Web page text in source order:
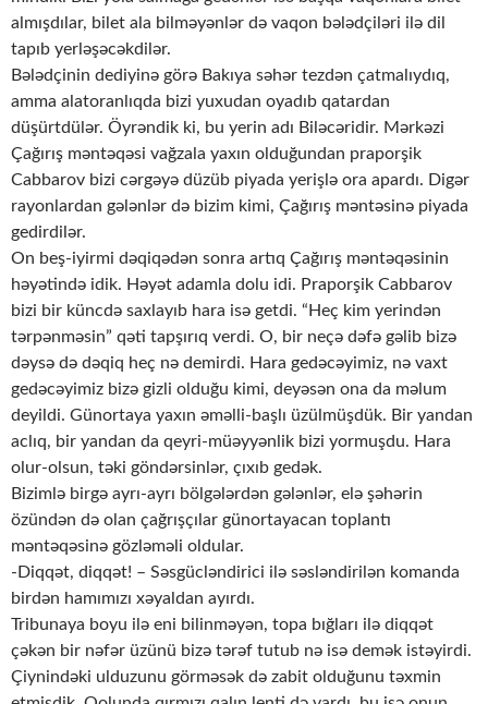
almışdılar, bilet ala bilməyənlər də vaqon bələdçiləri ilə dil
tapıb yerləşəcəkdilər.
Bələdçinin dediyinə görə Bakıya səhər tezdən çatmalıydıq,
amma alatoranlıqda bizi yuxudan oyadıb qatardan
düşürtdülər. Öyrəndik ki, bu yerin adı Biləcəridir. Mərkəzi
Çağırış məntəqəsi vağzala yaxın olduğundan praporşik
Cabbarov bizi cərgəyə düzüb piyada yerişlə ora apardı. Digər
rayonlardan gələnlər də bizim kimi, Çağırış məntəsinə piyada
gedirdilər.
On beş-iyirmi dəqiqədən sonra artıq Çağırış məntəqəsinin
həyətində idik. Həyət adamla dolu idi. Praporşik Cabbarov
bizi bir küncdə saxlayıb hara isə getdi. “Heç kim yerindən
tərpənməsin” qəti tapşırıq verdi. O, bir neçə dəfə gəlib bizə
dəysə də dəqiq heç nə demirdi. Hara gedəcəyimiz, nə vaxt
gedəcəyimiz bizə gizli olduğu kimi, deyəsən ona da məlum
deyildi. Günortaya yaxın əməlli-başlı üzülmüşdük. Bir yandan
aclıq, bir yandan da qeyri-müəyyənlik bizi yormuşdu. Hara
olur-olsun, təki göndərsinlər, çıxıb gedək.
Bizimlə birgə ayrı-ayrı bölgələrdən gələnlər, elə şəhərin
özündən də olan çağrışçılar günortayacan toplantı
məntəqəsinə gözləməli oldular.
-Diqqət, diqqət! – Səsgücləndirici ilə səsləndirilən komanda
birdən hamımızı xəyaldan ayırdı.
Tribunaya boyu ilə eni bilinməyən, topa bığları ilə diqqət
çəkən bir nəfər üzünü bizə tərəf tutub nə isə demək istəyirdi.
Çiynindəki ulduzunu görməsək də zabit olduğunu təxmin